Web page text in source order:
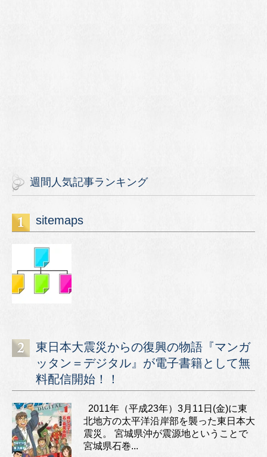
週間人気記事ランキング
sitemaps
東日本大震災からの復興の物語『マンガ
ッタン＝デジタル』が電子書籍として無
料配信開始！！
2011年（平成23年）3月11日(金)に東
北地方の太平洋沿岸部を襲った東日本大
震災。 宮城県沖が震源地ということで
宮城県石巻...